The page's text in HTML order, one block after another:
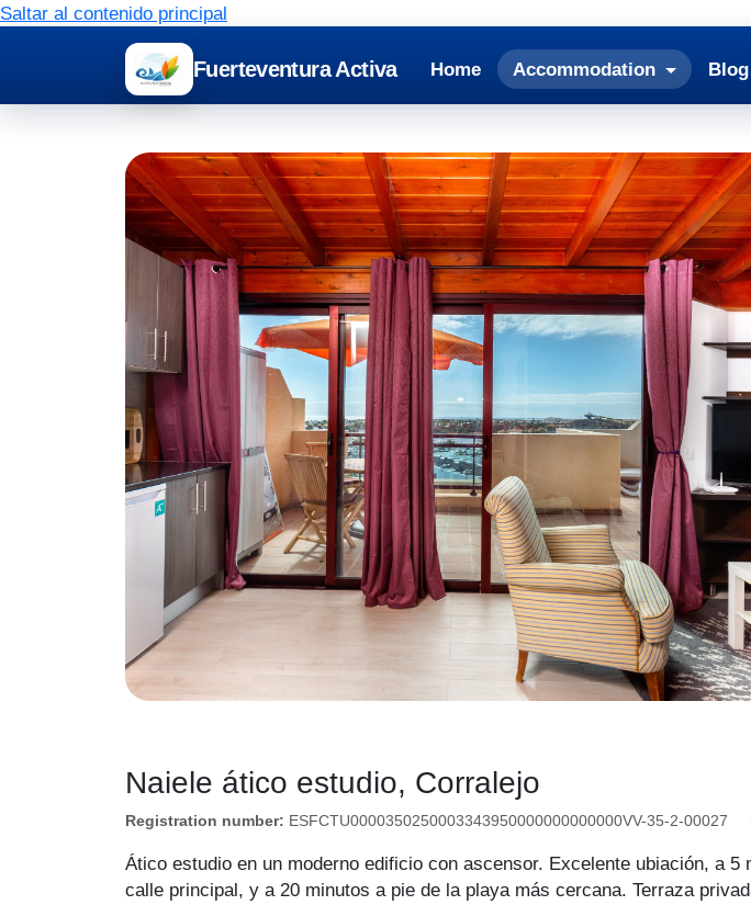
Saltar al contenido principal
Fuerteventura Activa Home Accommodation Blog
Naiele ático estudio, Corralejo
Registration number: ESFCTU0000350250003343950000000000000VV-35-2-00027
Ático estudio en un moderno edificio con ascensor. Excelente ubiación, a 5
calle principal, y a 20 minutos a pie de la playa más cercana. Terraza